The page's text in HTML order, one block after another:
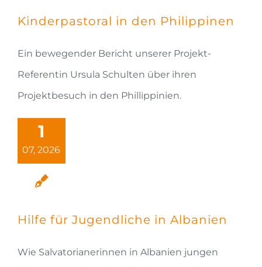
Kinderpastoral in den Philippinen
Ein bewegender Bericht unserer Projekt-
Referentin Ursula Schulten über ihren
Projektbesuch in den Phillippinien.
1
07, 2026
Hilfe für Jugendliche in Albanien
Wie Salvatorianerinnen in Albanien jungen